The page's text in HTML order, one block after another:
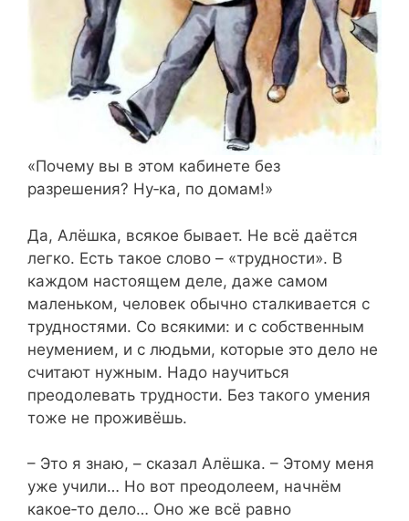
«Почему вы в этом кабинете без
разрешения? Ну‑ка, по домам!»
Да, Алёшка, всякое бывает. Не всё даётся
легко. Есть такое слово – «трудности». В
каждом настоящем деле, даже самом
маленьком, человек обычно сталкивается с
трудностями. Со всякими: и с собственным
неумением, и с людьми, которые это дело не
считают нужным. Надо научиться
преодолевать трудности. Без такого умения
тоже не проживёшь.
– Это я знаю, – сказал Алёшка. – Этому меня
уже учили… Но вот преодолеем, начнём
какое‑то дело… Оно же всё равно